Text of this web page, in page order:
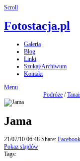
Scroll
Fotostacja.pl
Galeria
Blog
Linki
Szukaj/Archiwum
Kontakt
Menu
Podróże /
Jama
21/07/10 06:48 Share: Facebook
Pokaz slajdów
Tags: